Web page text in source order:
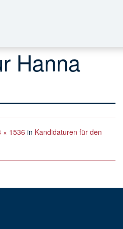
Hanna
× 1536 in Kandidaturen für den